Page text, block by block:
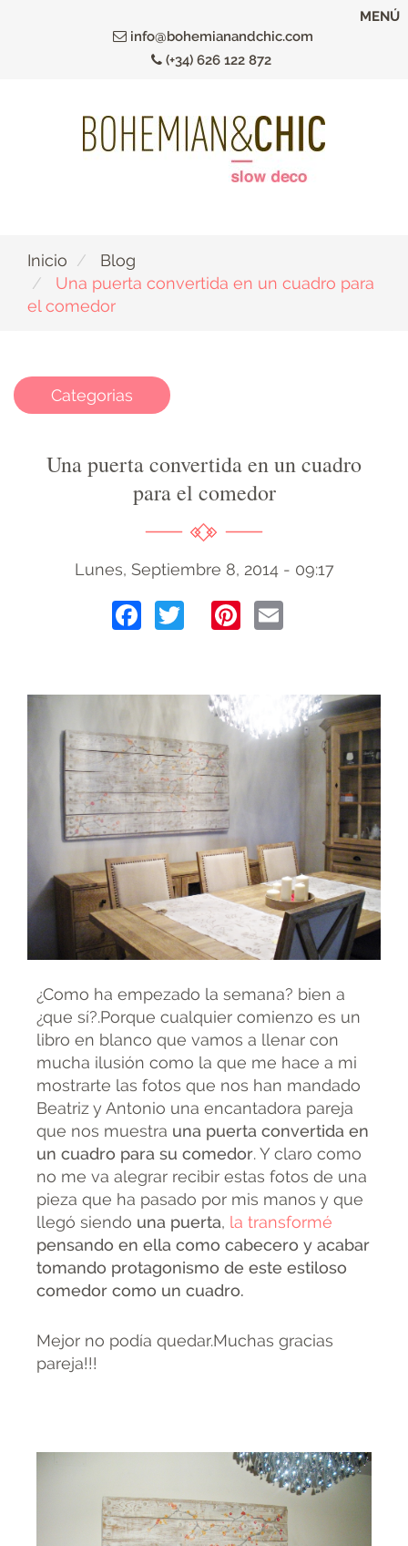
info@bohemianandchic.com
(+34) 626 122 872
MENÚ
Inicio
Blog
Una puerta convertida en un cuadro para
el comedor
Categorias
Una puerta convertida en un cuadro
para el comedor
Lunes, Septiembre 8, 2014 - 09:17
Facebook
TwitterPinterest
Email
¿Como ha empezado la semana? bien a
¿que sí?.Porque cualquier comienzo es un
libro en blanco que vamos a llenar con
mucha ilusión como la que me hace a mi
mostrarte las fotos que nos han mandado
Beatriz y Antonio una encantadora pareja
que nos muestra una puerta convertida en
un cuadro para su comedor. Y claro como
no me va alegrar recibir estas fotos de una
pieza que ha pasado por mis manos y que
llegó siendo una puerta, la transformé
pensando en ella como cabecero y acabar
tomando protagonismo de este estiloso
comedor como un cuadro.
Mejor no podía quedar.Muchas gracias
pareja!!!